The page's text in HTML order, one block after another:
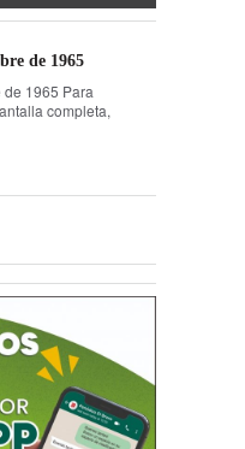
de 1965
1965 Para
completa,